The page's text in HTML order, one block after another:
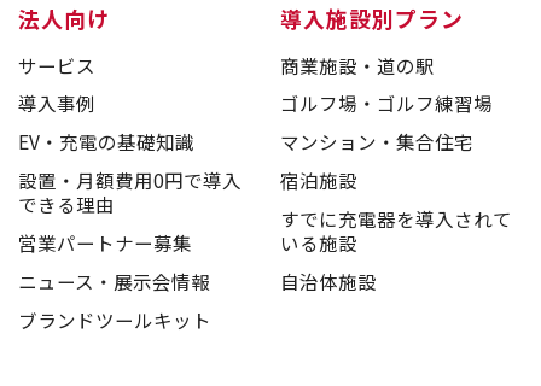
法人向け
サービス
導入事例
EV・充電の基礎知識
設置・月額費用0円で導入
できる理由
営業パートナー募集
ニュース・展示会情報
ブランドツールキット
導入施設別プラン
商業施設・道の駅
ゴルフ場・ゴルフ練習場
マンション・集合住宅
宿泊施設
すでに充電器を導入されて
いる施設
自治体施設